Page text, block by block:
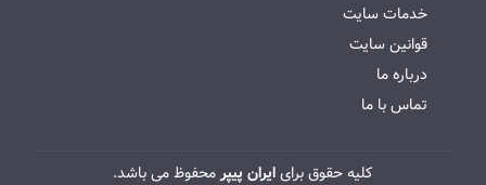
خدمات سایت
قوانین سایت
درباره ما
تماس با ما
کلیه حقوق برایایران پیپرمحفوظ می باشد.